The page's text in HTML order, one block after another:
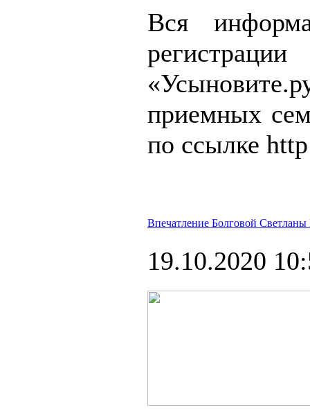
Вся
приемных
по ссылке
Впечатление Болговой
19.10.2020